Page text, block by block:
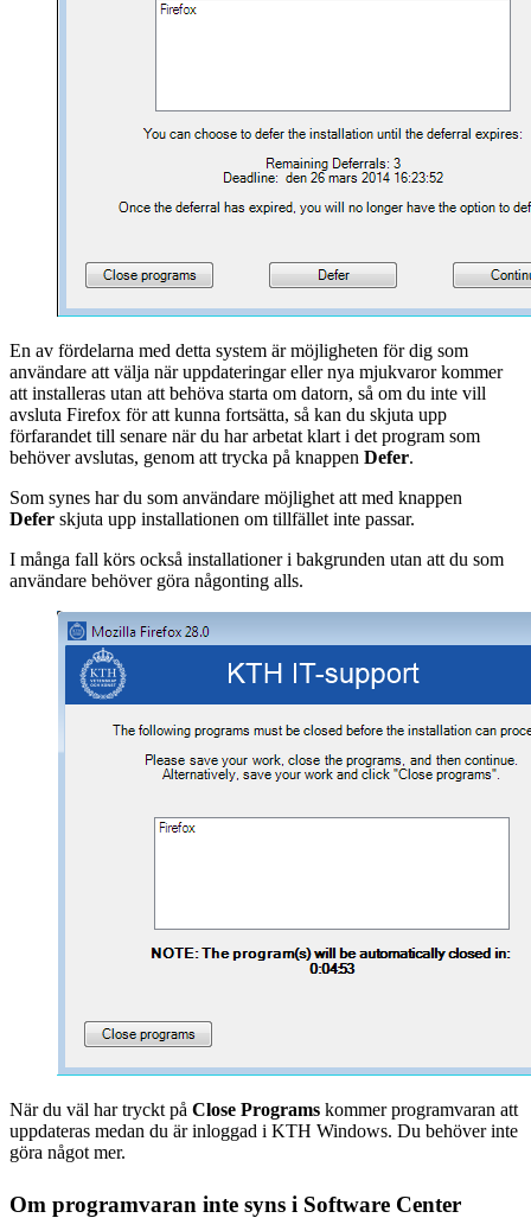
En av fördelarna med detta system är möjligheten för dig som
användare att välja när uppdateringar eller nya mjukvaror kommer
att installeras utan att behöva starta om datorn, så om du inte vill
avsluta Firefox för att kunna fortsätta, så kan du skjuta upp
förfarandet till senare när du har arbetat klart i det program som
behöver avslutas, genom att trycka på knappen Defer.
Som synes har du som användare möjlighet att med knappen
Defer skjuta upp installationen om tillfället inte passar.
I många fall körs också installationer i bakgrunden utan att du som
användare behöver göra någonting alls.
När du väl har tryckt på Close Programs kommer programvaran att
uppdateras medan du är inloggad i KTH Windows. Du behöver inte
göra något mer.
Om programvaran inte syns i Software Center